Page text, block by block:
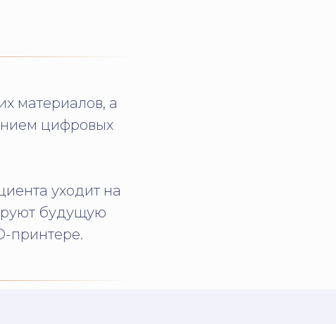
материалов, а
цифровых
уходит на
будущую
принтере.